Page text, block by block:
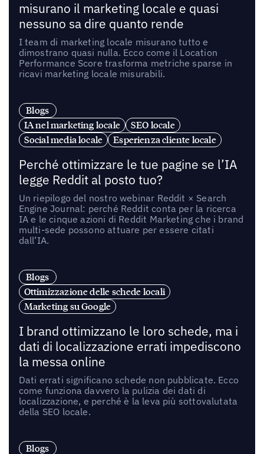
misurano il marketing locale e quasi
nessuno sa dire quanto rende
I team di marketing locale misurano tutto e
dimostrano quasi nulla. Ecco come il Location
Performance Score trasforma metriche sparse in
ricavi marketing locale misurabili.
Blogs
IA nel marketing locale
SEO locale
Social media locale
Esperienza cliente locale
Perché ottimizzare le tue pagine se l’IA
legge Reddit al posto tuo?
Un riepilogo del nostro webinar Reddit × Search
Engine Journal: perché Reddit conta per la ricerca
IA e le cinque azioni di Reddit Marketing che i brand
multi-sede possono attuare per essere citati
dall’IA.
Blogs
Ottimizzazione delle schede locali
Marketing su Google
I brand ottimizzano le loro schede, ma i
dati di localizzazione errati impediscono
la messa online
Dati errati significano schede non pubblicate. Ecco
come funziona davvero la pulizia dei dati di
localizzazione, e perché è la leva più sottovalutata
della SEO locale.
Blogs